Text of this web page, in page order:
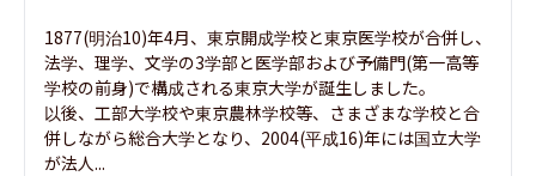
1877(明治10)年4月、東京開成学校と東京医学校が合併し、
法学、理学、文学の3学部と医学部および予備門(第一高等
学校の前身)で構成される東京大学が誕生しました。
以後、工部大学校や東京農林学校等、さまざまな学校と合
併しながら総合大学となり、2004(平成16)年には国立大学
が法人...